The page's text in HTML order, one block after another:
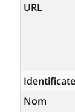
URL
Nom